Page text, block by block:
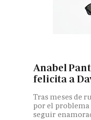
Anabel
felicita a
Tras meses de
por el problema
seguir